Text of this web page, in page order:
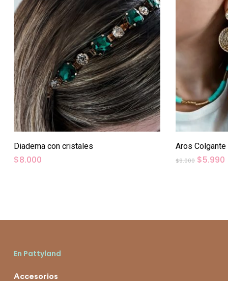
Diadema con cristales
$8.000
Aros
$9.000 El
$5.990
En Pattyland
Accesorios